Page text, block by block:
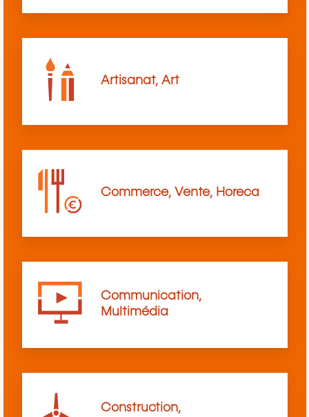
Artisanat, Art
Commerce, Vente, Horeca
Communication,
Multimédia
Construction,